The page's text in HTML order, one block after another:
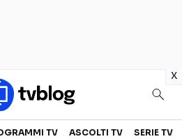
x
TV ASCOLTI TV SERIE TV